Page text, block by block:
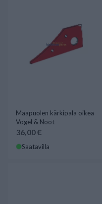
Maapuolen kärkipala oikea
Vogel & Noot
36,00 €
Saatavilla